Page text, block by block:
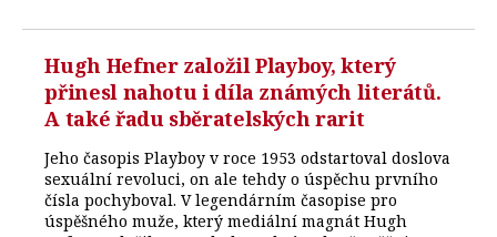
Hugh Hefner založil Playboy, který
přinesl nahotu i díla známých literátů.
A také řadu sběratelských rarit
Jeho časopis Playboy v roce 1953 odstartoval doslova
sexuální revoluci, on ale tehdy o úspěchu prvního
čísla pochyboval. V legendárním časopise pro
úspěšného muže, který mediální magnát Hugh